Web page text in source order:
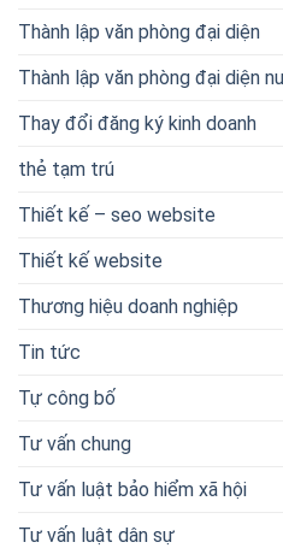
Thành lập văn phòng đại diện
Thành lập văn phòng đại diện
Thay đổi đăng ký kinh doanh
thẻ tạm trú
Thiết kế – seo website
Thiết kế website
Thương hiệu doanh nghiệp
Tin tức
Tự công bố
Tư vấn chung
Tư vấn luật bảo hiểm xã hội
Tư vấn luật dân sự